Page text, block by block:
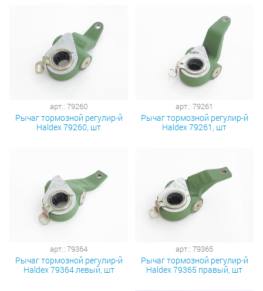
арт.: 79260
Рычаг тормозной регулир-й
Haldex 79260, шт
арт.: 79261
Рычаг тормозной регулир-й
Haldex 79261, шт
арт.: 79364
Рычаг тормозной регулир-й
Haldex 79364 левый, шт
арт.: 79365
Рычаг тормозной регулир-й
Haldex 79365 правый, шт